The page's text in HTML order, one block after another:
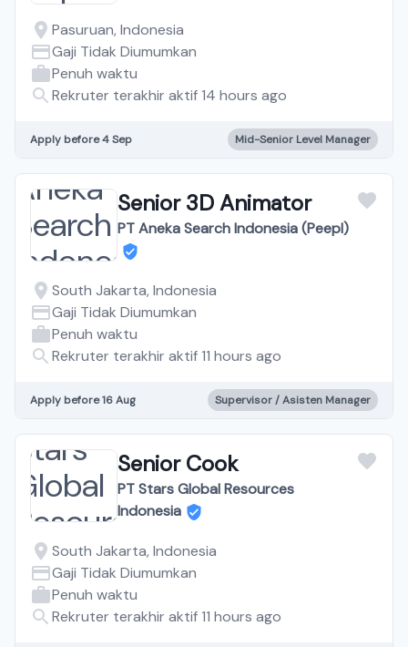
Pasuruan, Indonesia
Gaji Tidak Diumumkan
Penuh waktu
Rekruter terakhir aktif 14 hours ago
Apply before 4 Sep Mid-Senior Level Manager
Senior 3D Animator
PT Aneka Search Indonesia (Peepl)
South Jakarta, Indonesia
Gaji Tidak Diumumkan
Penuh waktu
Rekruter terakhir aktif 11 hours ago
Apply before 16 Aug Supervisor / Asisten Manager
Senior Cook
PT Stars Global Resources
Indonesia
South Jakarta, Indonesia
Gaji Tidak Diumumkan
Penuh waktu
Rekruter terakhir aktif 11 hours ago